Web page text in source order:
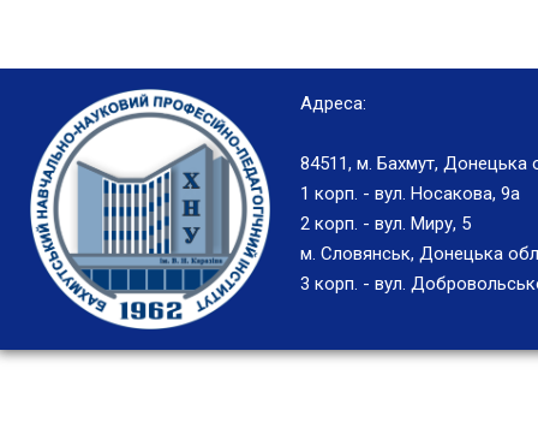
Адреса:
84511, м. Бахмут, Донецька
1 корп. - вул. Носакова, 9а
2 корп. - вул. Миру, 5
м. Словянськ, Донецька
3 корп. - вул.